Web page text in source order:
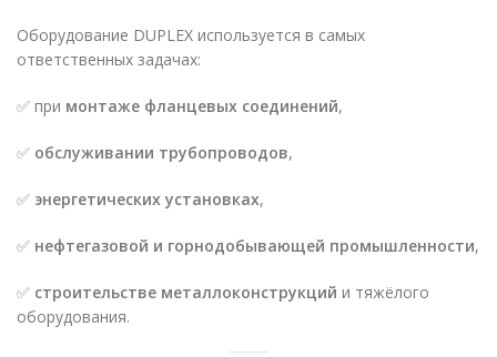
Оборудование DUPLEX используется в самых
ответственных задачах:
✅ при монтаже фланцевых соединений,
✅ обслуживании трубопроводов,
✅ энергетических установках,
✅ нефтегазовой и горнодобывающей промышленности,
✅ строительстве металлоконструкций и тяжёлого
оборудования.